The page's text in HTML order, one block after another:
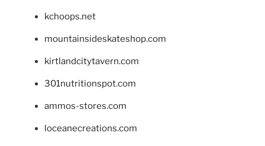
kchoops.net
mountainsideskateshop.com
kirtlandcitytavern.com
301nutritionspot.com
ammos-stores.com
loceanecreations.com